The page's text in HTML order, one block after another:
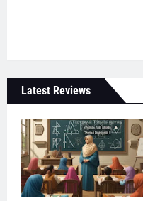
Latest Reviews